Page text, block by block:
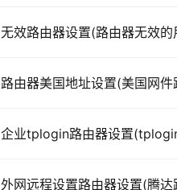
无效路由器设置(路由器无效的
路由器美国地址设置(美国网
企业tplogin路由器设置